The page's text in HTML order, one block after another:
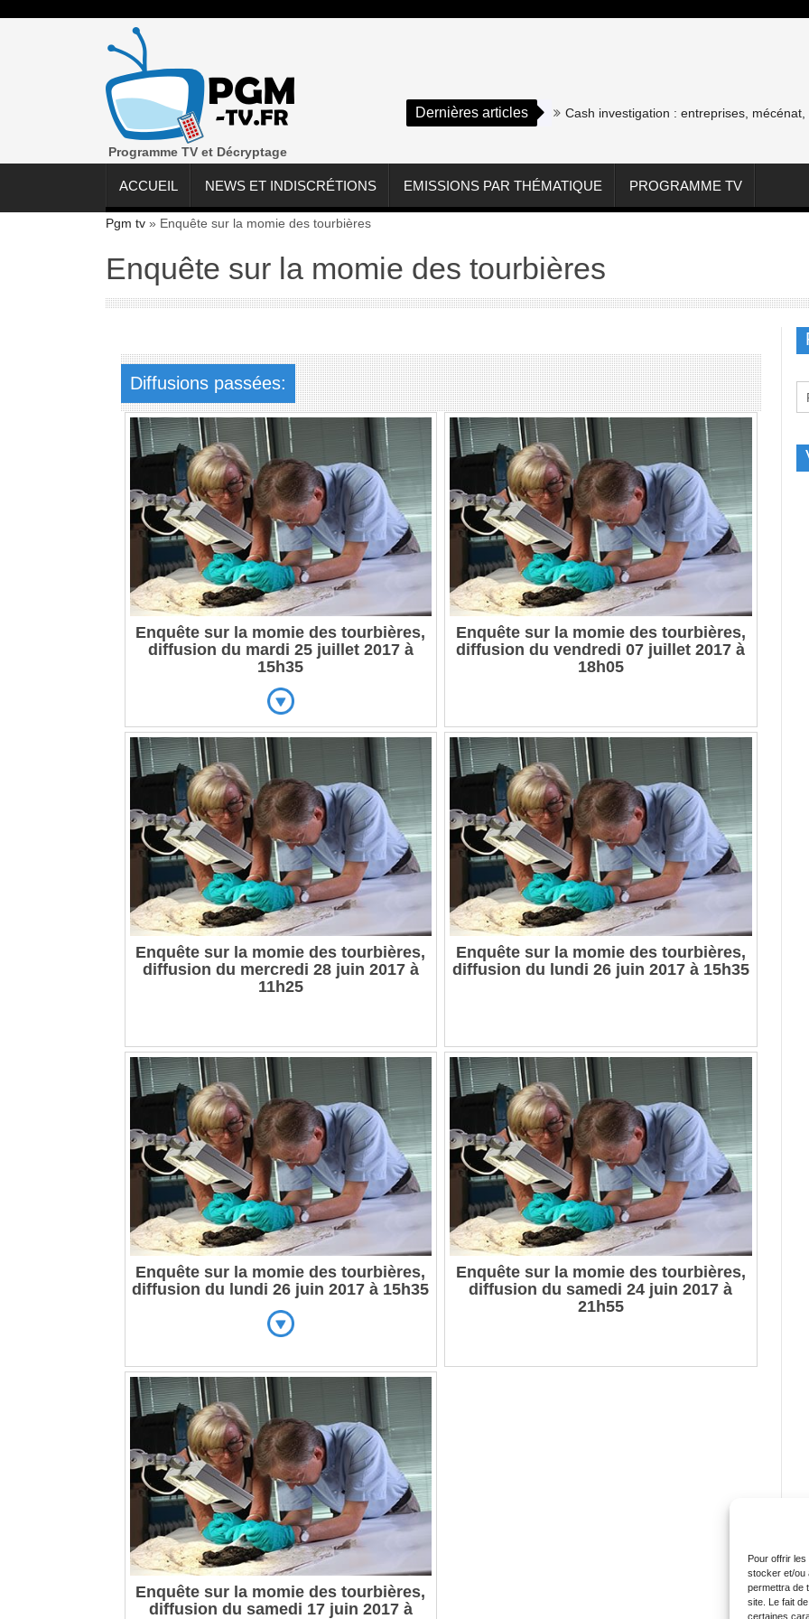
Pour offrir
stocker et/ou
permettra de
site. Le fait
certaines
Programme TV et Décryptage
Dernières articles Cash investigation : entreprises, mécénat,
ACCUEIL NEWS ET INDISCRÉTIONS EMISSIONS PAR THÉMATIQUE PROGRAMME TV
Pgm tv » Enquête sur la momie des tourbières
Enquête sur la momie des tourbières
Diffusions passées:
Enquête sur la momie des tourbières,
diffusion du mardi 25 juillet 2017 à
15h35
Enquête sur la momie des tourbières,
diffusion du vendredi 07 juillet 2017 à
18h05
Enquête sur la momie des tourbières,
diffusion du mercredi 28 juin 2017 à
11h25
Enquête sur la momie des tourbières,
diffusion du lundi 26 juin 2017 à 15h35
Enquête sur la momie des tourbières,
diffusion du lundi 26 juin 2017 à 15h35
Enquête sur la momie des tourbières,
diffusion du samedi 24 juin 2017 à
21h55
Enquête sur la momie des tourbières,
diffusion du samedi 17 juin 2017 à